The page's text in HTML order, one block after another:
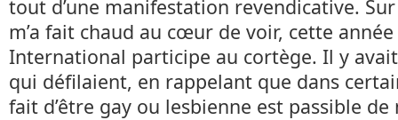
tout d’une manifestation revendicative.
m’a fait chaud au cœur de voir, cette année
International participe au cortège. Il y
qui défilaient, en rappelant que dans
fait d’être gay ou lesbienne est passible